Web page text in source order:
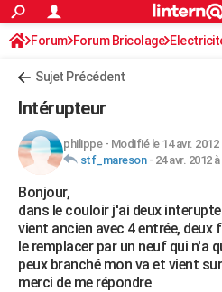
ACTUALITÉS
Politique
Société
Faits Divers
Education
Monde
Villes
+
FINANCE
Retraite
Impôts
Epargne
Immobilier
Risques naturels par ville
Banque
Assurance
Crédit
AUTO
Essais
Réserver un essai
Citadines
Berlines
SUV
Forum auto
+HIGH-TECH
Mobiles
Meilleur smartphone
Internet
Ordinateurs
Jeux vidéo
Guide high-tech
+BRICOLAGE
Forum
Aménagement intérieur
Extérieur
Cuisine
Salle de bains
Jardinage
Rangement
WEEK-END
Forum Forum Bricolage
Sujet Précédent
Intérupteur
philippe- Modifié le 14 avr. 2012
stf_mareson- 24 avr. 2012
Bonjour,
dans le couloir j'ai deux
vient ancien avec 4 entrée, deux
le remplacer par un neuf qui n'a
peux branché mon va et vient
merci de me répondre